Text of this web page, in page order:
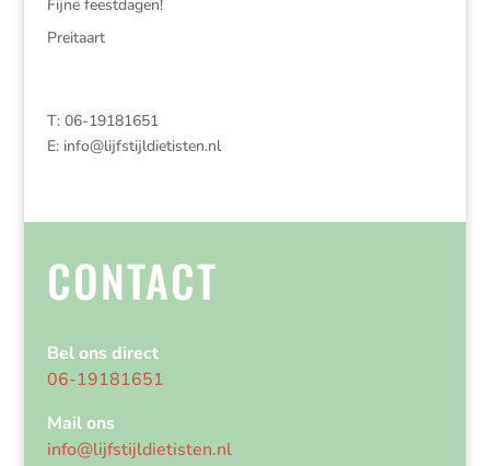
Fijne feestdagen!
Preitaart
T: 06-19181651
E: info@lijfstijldietisten.nl
CONTACT
Bel ons direct
06-19181651
Mail ons
info@lijfstijldietisten.nl